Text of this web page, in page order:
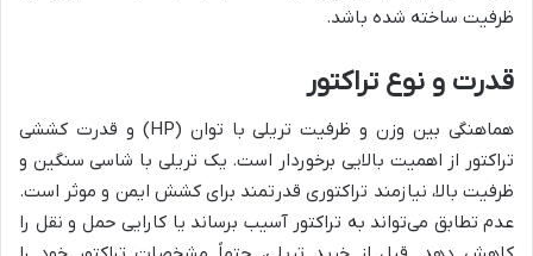
ظرفیت ساخته شده باشد.
قدرت و نوع تراکتور
هماهنگی بین وزن و ظرفیت تریلی با توان (HP) و قدرت کششی
تراکتور از اهمیت بالایی برخوردار است. یک تریلی با شاسی سنگین و
ظرفیت بالا، نیازمند تراکتوری قدرتمند برای کشش ایمن و موثر است.
عدم تطابق می‌تواند به تراکتور آسیب برساند یا کارایی حمل و نقل را